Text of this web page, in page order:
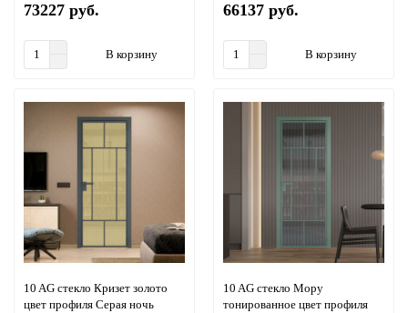
73227 руб.
В корзину
66137 руб.
В корзину
10 AG стекло Кризет золото
цвет профиля Серая ночь
10 AG стекло Мору
тонированное цвет профиля